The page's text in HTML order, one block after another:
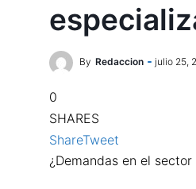
By Redaccion julio 25,
0
SHARES
ShareTweet
¿Demandas en el